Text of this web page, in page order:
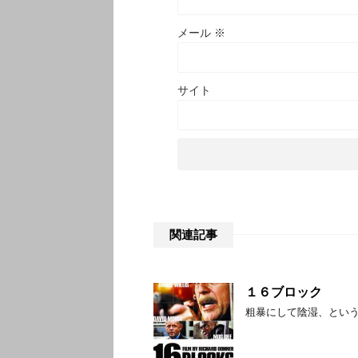
メール ※
サイト
関連記事
１６ブロック
粗暴にして陰湿、とい